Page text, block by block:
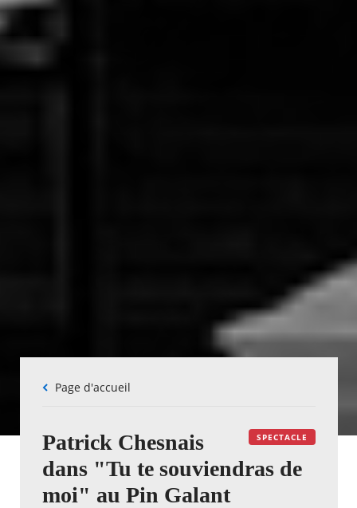
Fil
Page d'accueil
SPECTACLE
Patrick Chesnais
dans "Tu te souviendras de
moi" au Pin Galant